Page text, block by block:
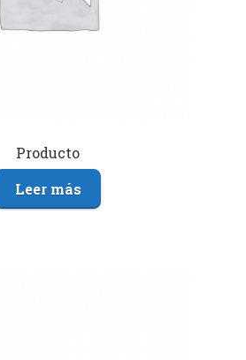
Producto
Leer más